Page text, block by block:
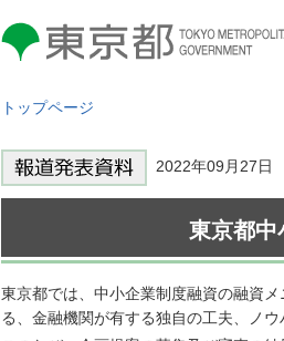
東京都 TOKYO METROPOLITAN
GOVERNMENT
トップページ
2022年09月27
東京都中
東京都では、中小企業制度融資の融資
る、金融機関が有する独自の工夫、ノ